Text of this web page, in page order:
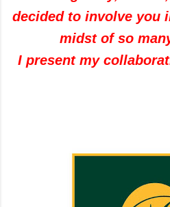
decided to involve you
midst of so
I present my